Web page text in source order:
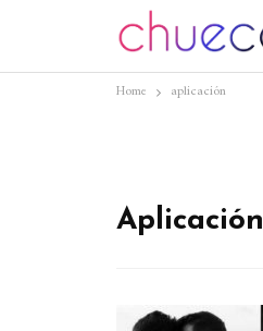
Home aplicación
Aplicación